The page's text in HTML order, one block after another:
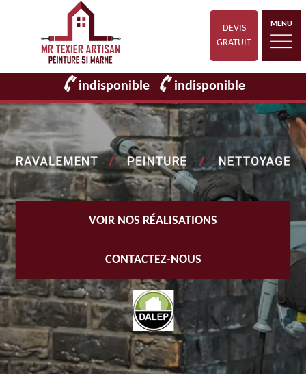
DEVIS
GRATUIT
MENU
indisponible indisponible
VOIR NOS RÉALISATIONS
CONTACTEZ-NOUS